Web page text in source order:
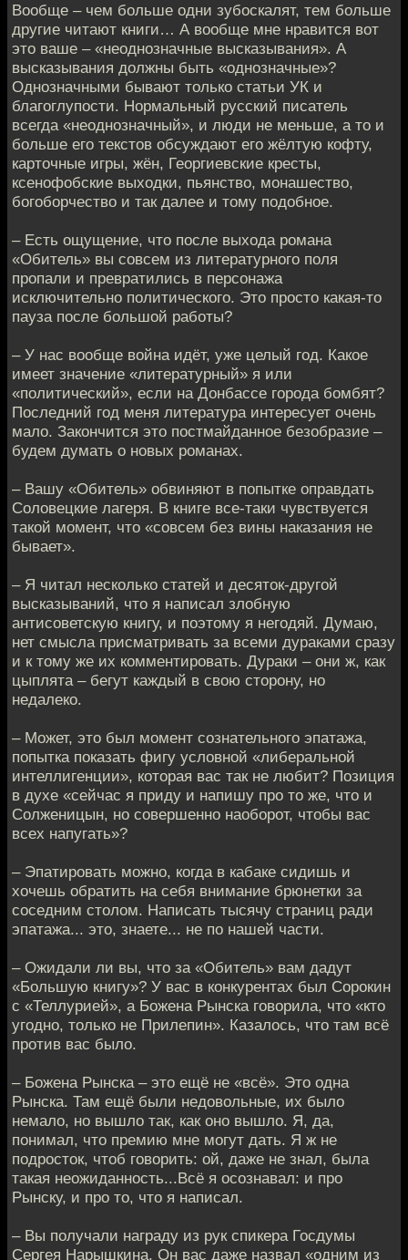
Вообще – чем больше одни зубоскалят, тем больше
другие читают книги… А вообще мне нравится вот
это ваше – «неоднозначные высказывания». А
высказывания должны быть «однозначные»?
Однозначными бывают только статьи УК и
благоглупости. Нормальный русский писатель
всегда «неоднозначный», и люди не меньше, а то и
больше его текстов обсуждают его жёлтую кофту,
карточные игры, жён, Георгиевские кресты,
ксенофобские выходки, пьянство, монашество,
богоборчество и так далее и тому подобное.
– Есть ощущение, что после выхода романа
«Обитель» вы совсем из литературного поля
пропали и превратились в персонажа
исключительно политического. Это просто какая-то
пауза после большой работы?
– У нас вообще война идёт, уже целый год. Какое
имеет значение «литературный» я или
«политический», если на Донбассе города бомбят?
Последний год меня литература интересует очень
мало. Закончится это постмайданное безобразие –
будем думать о новых романах.
– Вашу «Обитель» обвиняют в попытке оправдать
Соловецкие лагеря. В книге все-таки чувствуется
такой момент, что «совсем без вины наказания не
бывает».
– Я читал несколько статей и десяток-другой
высказываний, что я написал злобную
антисоветскую книгу, и поэтому я негодяй. Думаю,
нет смысла присматривать за всеми дураками сразу
и к тому же их комментировать. Дураки – они ж, как
цыплята – бегут каждый в свою сторону, но
недалеко.
– Может, это был момент сознательного эпатажа,
попытка показать фигу условной «либеральной
интеллигенции», которая вас так не любит? Позиция
в духе «сейчас я приду и напишу про то же, что и
Солженицын, но совершенно наоборот, чтобы вас
всех напугать»?
– Эпатировать можно, когда в кабаке сидишь и
хочешь обратить на себя внимание брюнетки за
соседним столом. Написать тысячу страниц ради
эпатажа... это, знаете... не по нашей части.
– Ожидали ли вы, что за «Обитель» вам дадут
«Большую книгу»? У вас в конкурентах был Сорокин
с «Теллурией», а Божена Рынска говорила, что «кто
угодно, только не Прилепин». Казалось, что там всё
против вас было.
– Божена Рынска – это ещё не «всё». Это одна
Рынска. Там ещё были недовольные, их было
немало, но вышло так, как оно вышло. Я, да,
понимал, что премию мне могут дать. Я ж не
подросток, чтоб говорить: ой, даже не знал, была
такая неожиданность...Всё я осознавал: и про
Рынску, и про то, что я написал.
– Вы получали награду из рук спикера Госдумы
Сергея Нарышкина. Он вас даже назвал «одним из